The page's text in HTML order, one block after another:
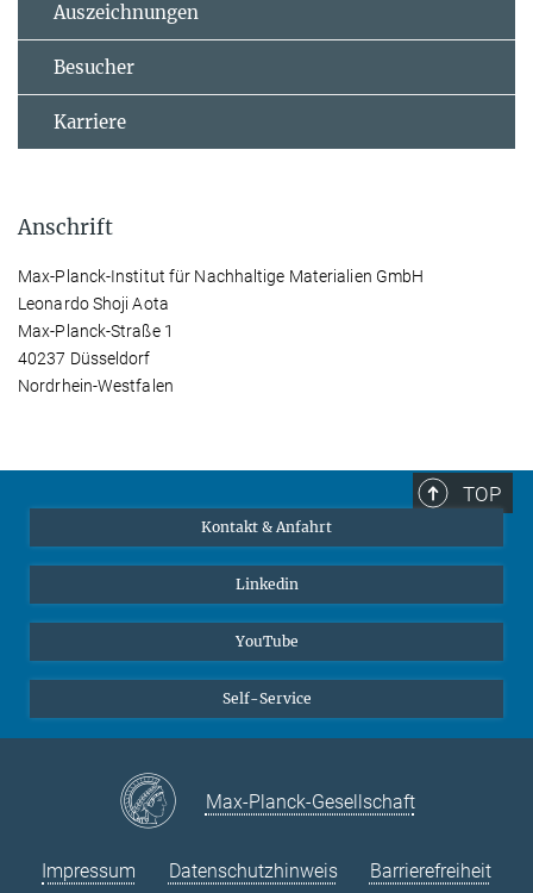
Auszeichnungen
Besucher
Karriere
Anschrift
Max-Planck-Institut für Nachhaltige Materialien GmbH
Leonardo Shoji Aota
Max-Planck-Straße 1
40237 Düsseldorf
Nordrhein-Westfalen
TOP
Kontakt & Anfahrt
Linkedin
YouTube
Self-Service
Max-Planck-Gesellschaft
Impressum Datenschutzhinweis Barrierefreiheit